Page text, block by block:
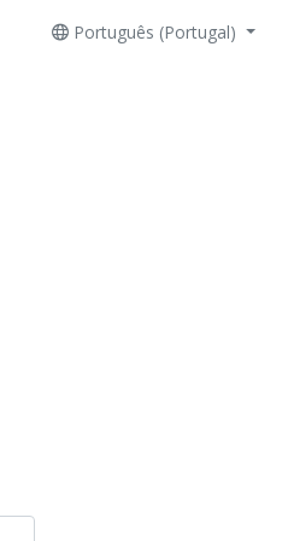
Português (Portugal)